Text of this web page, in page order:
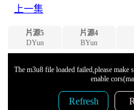
上一集
片源5
DYun
片源4
BYun